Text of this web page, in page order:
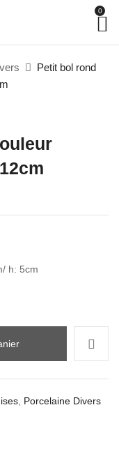
0
Petit bol rond
h: 5cm
Porcelaine Divers